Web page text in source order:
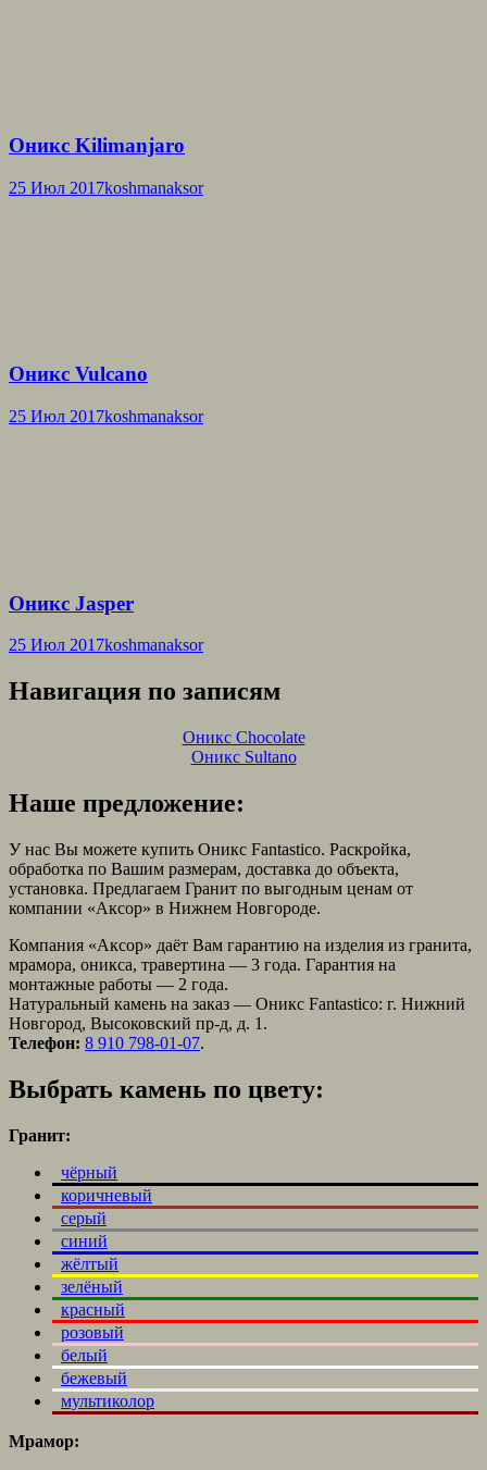
Оникс Kilimanjaro
25 Июл 2017koshmanaksor
Оникс Vulcano
25 Июл 2017koshmanaksor
Оникс Jasper
25 Июл 2017koshmanaksor
Навигация по записям
Оникс Chocolate
Оникс Sultano
Наше предложение:
У нас Вы можете купить Оникс Fantastico. Раскройка,
обработка по Вашим размерам, доставка до объекта,
установка. Предлагаем Гранит по выгодным ценам от
компании «Аксор» в Нижнем Новгороде.
Компания «Аксор» даёт Вам гарантию на изделия из гранита,
мрамора, оникса, травертина — 3 года. Гарантия на
монтажные работы — 2 года.
Натуральный камень на заказ — Оникс Fantastico: г. Нижний
Новгород, Высоковский пр-д, д. 1.
Телефон: 8 910 798-01-07.
Выбрать камень по цвету:
Гранит:
чёрный
коричневый
серый
синий
жёлтый
зелёный
красный
розовый
белый
бежевый
мультиколор
Мрамор: